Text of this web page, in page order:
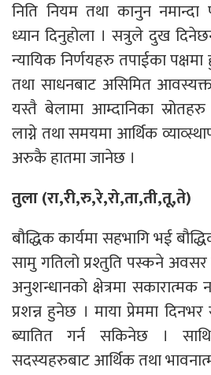
निति नियम तथा कानुन
ध्यान दिनुहोला । सत्रुले दुख
न्यायिक निर्णयहरु तपाईका
तथा साधनबाट असिमित
यस्तै बेलामा आम्दानिका
लाग्ने तथा समयमा आर्थिक
अरुकै हातमा जानेछ ।
तुला (रा,री,रु,रे,रो,ता,ती,तू,ते)
बौद्धिक कार्यमा सहभागि भई
सामु गतिलो प्रश्तुति पस्कने अवसर
अनुशन्धानको क्षेत्रमा
प्रशन्न हुनेछ । माया प्रेममा
ब्यातित गर्न सकिनेछ ।
सदस्यहरुबाट आर्थिक तथा